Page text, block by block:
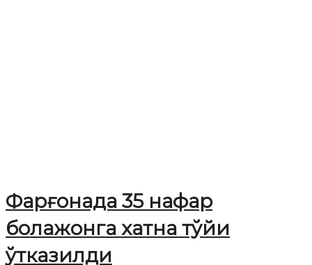
Фарғонада 35 нафар
болажонга хатна тўйи
ўтказилди